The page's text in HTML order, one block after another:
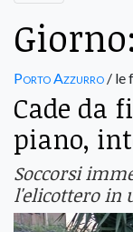
Porto Azzurro / le
Cade da
piano,
Soccorsi
l'elicottero in